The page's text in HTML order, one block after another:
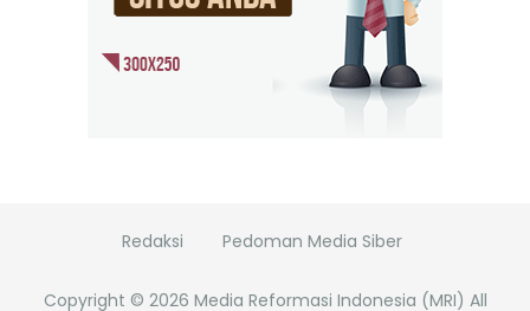
Redaksi Pedoman Media Siber
Copyright © 2026 Media Reformasi Indonesia (MRI) All